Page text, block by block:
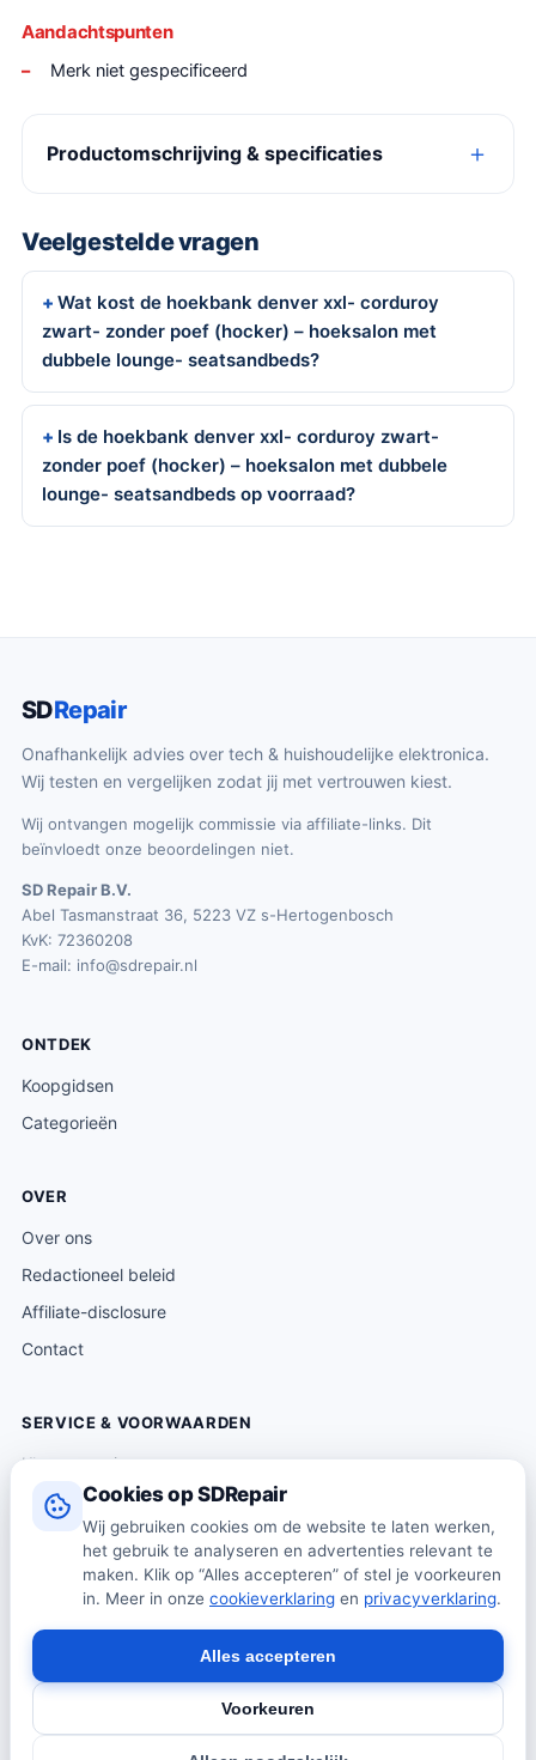
Cookies op SDRepair
Wij gebruiken cookies om de website te laten werken,
het gebruik te analyseren en advertenties relevant te
maken. Klik op “Alles accepteren” of stel je voorkeuren
in. Meer in onze cookieverklaring en privacyverklaring.
Voorkeuren
Alles accepteren
Aandachtspunten
Merk niet gespecificeerd
Productomschrijving & specificaties
Veelgestelde vragen
Wat kost de hoekbank denver xxl- corduroy
zwart- zonder poef (hocker) – hoeksalon met
dubbele lounge- seatsandbeds?
Is de hoekbank denver xxl- corduroy zwart-
zonder poef (hocker) – hoeksalon met dubbele
lounge- seatsandbeds op voorraad?
SDRepair
Onafhankelijk advies over tech & huishoudelijke elektronica.
Wij testen en vergelijken zodat jij met vertrouwen kiest.
Wij ontvangen mogelijk commissie via affiliate-links. Dit
beïnvloedt onze beoordelingen niet.
SD Repair B.V.
Abel Tasmanstraat 36, 5223 VZ s-Hertogenbosch
KvK: 72360208
E-mail: info@sdrepair.nl
ONTDEK
Koopgidsen
Categorieën
OVER
Over ons
Redactioneel beleid
Affiliate-disclosure
Contact
SERVICE & VOORWAARDEN
Klantenservice
Verzending & levering
Retourneren
Algemene voorwaarden